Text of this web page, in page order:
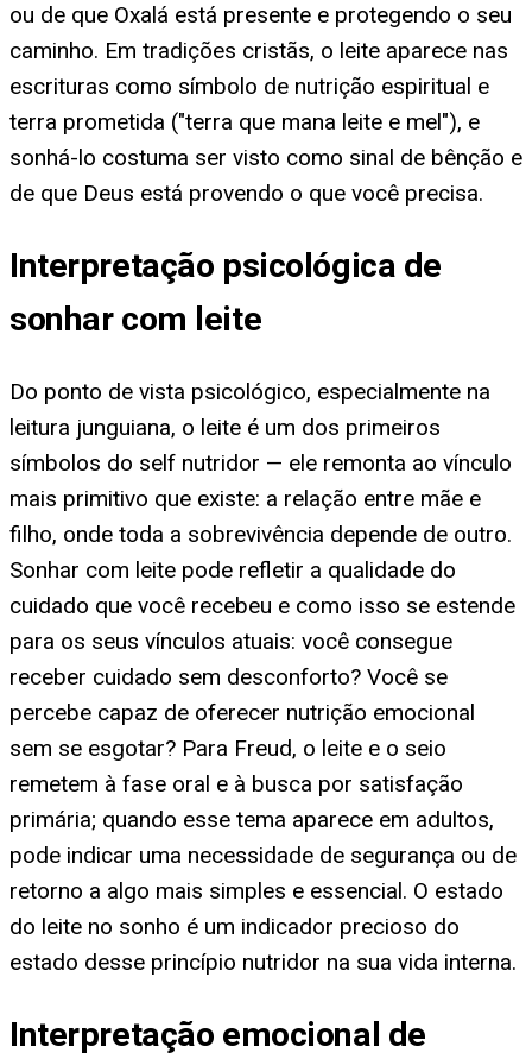
ou de que Oxalá está presente e protegendo o seu
caminho. Em tradições cristãs, o leite aparece nas
escrituras como símbolo de nutrição espiritual e
terra prometida ("terra que mana leite e mel"), e
sonhá-lo costuma ser visto como sinal de bênção e
de que Deus está provendo o que você precisa.
Interpretação psicológica de
sonhar com leite
Do ponto de vista psicológico, especialmente na
leitura junguiana, o leite é um dos primeiros
símbolos do self nutridor — ele remonta ao vínculo
mais primitivo que existe: a relação entre mãe e
filho, onde toda a sobrevivência depende de outro.
Sonhar com leite pode refletir a qualidade do
cuidado que você recebeu e como isso se estende
para os seus vínculos atuais: você consegue
receber cuidado sem desconforto? Você se
percebe capaz de oferecer nutrição emocional
sem se esgotar? Para Freud, o leite e o seio
remetem à fase oral e à busca por satisfação
primária; quando esse tema aparece em adultos,
pode indicar uma necessidade de segurança ou de
retorno a algo mais simples e essencial. O estado
do leite no sonho é um indicador precioso do
estado desse princípio nutridor na sua vida interna.
Interpretação emocional de